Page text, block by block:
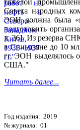
тяжелой
Совета народных
ЭОН должна была
подготовить
л. 26]. Из резерва
в Синьцзяне до 10
гг. ЭОН выделялось
США."
Читать далее...
Год издания: 2019
№ журнала: 01